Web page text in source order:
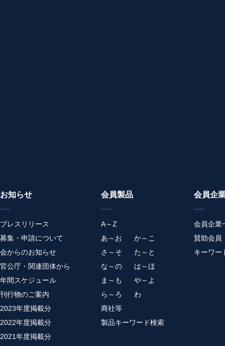
お知らせ
プレスリリース
募集・申請について
会からのお知らせ
官公庁・関連団体から
年間スケジュール
刊行物のご案内
2023年度掲載分
2022年度掲載分
2021年度掲載分
会員製品
A～Z
あ～お
か～こ
さ～そ
た～と
な～の
は～ほ
ま～も
や～よ
ら～ろ
わ
商社等
製品キーワード検索
会員企
会員企業
賛助会員
キーワー